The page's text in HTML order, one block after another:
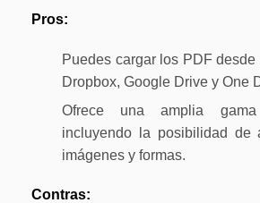
Pros:
Puedes cargar los PDF
Dropbox, Google Drive y One
Ofrece una amplia
incluyendo la posibilidad de
imágenes y formas.
Contras: